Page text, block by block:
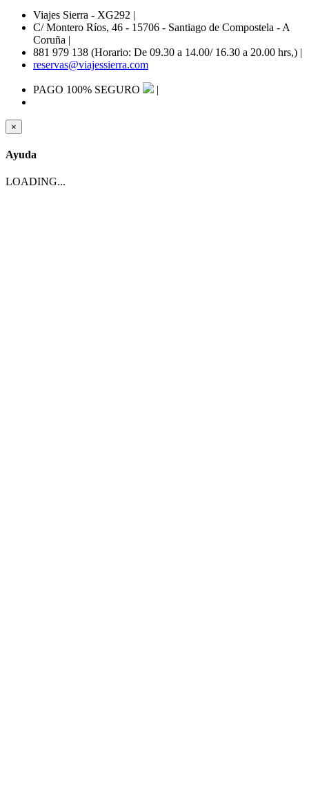
Viajes Sierra - XG292 |
C/ Montero Ríos, 46 - 15706 - Santiago de Compostela - A
Coruña |
881 979 138 (Horario: De 09.30 a 14.00/ 16.30 a 20.00 hrs,) |
reservas@viajessierra.com
PAGO 100% SEGURO |
×
Ayuda
LOADING...